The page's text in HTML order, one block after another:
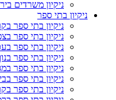
ניקיון משרדים
ניקיון בתי ספר
ניקיון בתי ספר
ניקיון בתי ספר
ניקיון בתי ספר
ניקיון בתי ספר
ניקיון בתי ספר
ניקיון בתי ספר
ניקיון בתי ספר